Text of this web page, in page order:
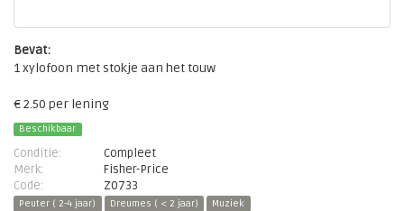
Bevat:
1 xylofoon met stokje aan het touw
€ 2.50 per lening
Beschikbaar
Conditie:
Compleet
Merk:
Fisher-Price
Code:
Z0733
Peuter ( 2-4 jaar) Dreumes ( < 2 jaar) Muziek